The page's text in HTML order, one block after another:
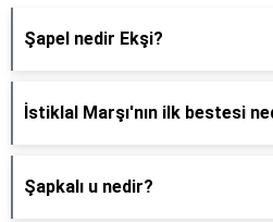
Şapel nedir Ekşi?
İstiklal Marşı'nın ilk bestesi
Şapkalı u nedir?